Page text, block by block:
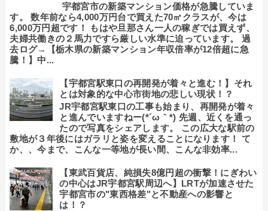
宇都宮市の新築マンション価格が急騰していま
す。 数年前なら4,000万円台で買えた70㎡クラスが、今は
6,000万円超です！ もはや旦那さん一人の稼ぎでは買えず、
夫婦共働きの２馬力ですら厳しい水準に迫っています。 過
去ログ→【栃木県の新築マンション年収倍率が12倍超に急
騰！】中...
【宇都宮駅東口の再開発が着々と進む！】それ
とは対象的な中心市街地の悲しい現状！？
JR宇都宮駅東口の工事も始まり、再開発が着々
と進んでいますねー(*´ω｀*) 先週、近くを通っ
たので写真をシェアします。 この広大な駅前の
敷地が３年後にはガラリと姿を変えることになります！ て
か、、今まで、こんな一等地が長い間、こんな非効率...
【東武百貨店、純損失8億円超の衝撃！にぎわい
の中心はJR宇都宮駅周辺へ】LRTが加速させた
宇都宮市の"東西格差"と不動産への影響と
は！？